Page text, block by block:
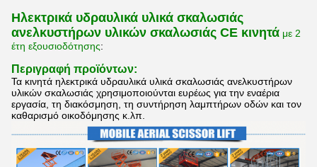
Ηλεκτρικά υδραυλικά υλικά σκαλωσιάς
ανελκυστήρων υλικών σκαλωσιάς CE κινητά με 2
έτη εξουσιοδότησης:
Περιγραφή προϊόντων:
Τα κινητά ηλεκτρικά υδραυλικά υλικά σκαλωσιάς ανελκυστήρων
υλικών σκαλωσιάς χρησιμοποιούνται ευρέως για την εναέρια
εργασία, τη διακόσμηση, τη συντήρηση λαμπτήρων οδών και τον
καθαρισμό οικοδόμησης κ.λπ.